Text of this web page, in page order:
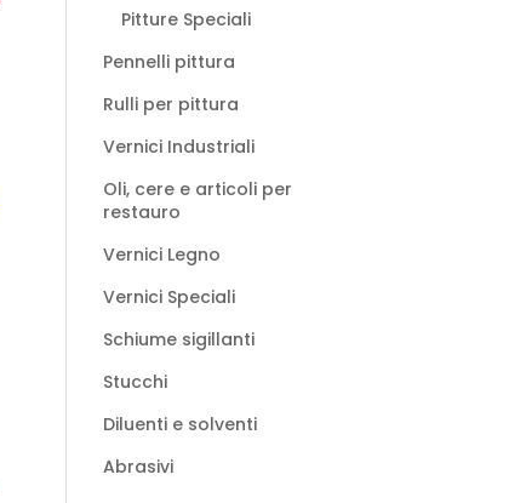
Pitture Speciali
Pennelli pittura
Rulli per pittura
Vernici Industriali
Oli, cere e articoli per
restauro
Vernici Legno
Vernici Speciali
Schiume sigillanti
Stucchi
Diluenti e solventi
Abrasivi